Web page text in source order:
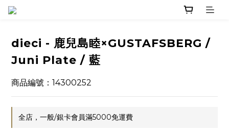
dieci - 鹿兒島睦×GUSTAFSBERG /
Juni Plate / 藍
商品編號：14300252
全店，一般/銀卡會員滿5000免運費